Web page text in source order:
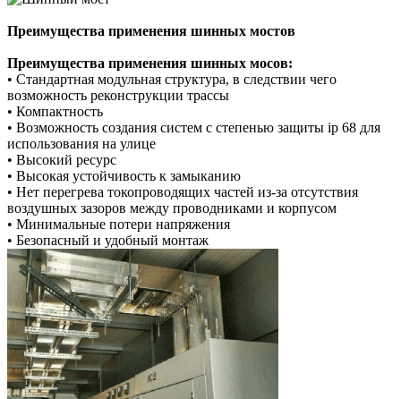
Преимущества применения шинных мостов
Преимущества применения шинных мосов:
• Стандартная модульная структура, в следствии чего
возможность реконструкции трассы
• Компактность
• Возможность создания систем с степенью защиты ip 68 для
использования на улице
• Высокий ресурс
• Высокая устойчивость к замыканию
• Нет перегрева токопроводящих частей из-за отсутствия
воздушных зазоров между проводниками и корпусом
• Минимальные потери напряжения
• Безопасный и удобный монтаж